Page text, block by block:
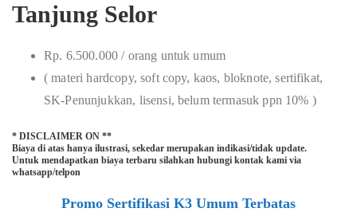
Tanjung Selor
Rp. 6.500.000 / orang untuk umum
( materi hardcopy, soft copy, kaos, bloknote, sertifikat,
SK-Penunjukkan, lisensi, belum termasuk ppn 10% )
* DISCLAIMER ON **
Biaya di atas hanya ilustrasi, sekedar merupakan indikasi/tidak update.
Untuk mendapatkan biaya terbaru silahkan hubungi kontak kami via
whatsapp/telpon
Promo Sertifikasi K3 Umum Terbatas